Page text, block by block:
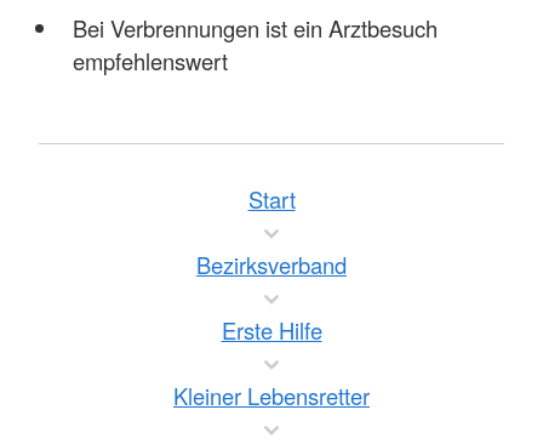
Bei Verbrennungen ist ein Arztbesuch
empfehlenswert
Start
Bezirksverband
Erste Hilfe
Kleiner Lebensretter